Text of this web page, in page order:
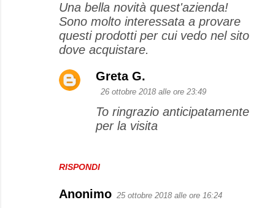
Una bella novità quest'azienda!
Sono molto interessata a provare
questi prodotti per cui vedo nel sito
dove acquistare.
RISPONDI
Greta G.
26 ottobre 2018 alle ore 23:49
To ringrazio anticipatamente
per la visita
Anonimo 25 ottobre 2018 alle ore 16:24